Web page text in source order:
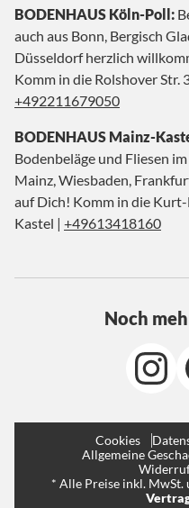
BODENHAUS Köln-Poll:
auch aus Bonn, Bergisch
Düsseldorf herzlich
Komm in die Rolshover Str.
+492211679050
BODENHAUS Mainz-
Bodenbeläge und Fliesen
Mainz, Wiesbaden,
auf Dich! Komm in die
Kastel | +49613418160
Noch
Cookies
Allgemeine
* Alle Preise inkl. MwSt.